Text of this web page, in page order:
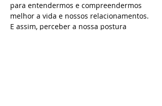
para entendermos e compreendermos
melhor a vida e nossos relacionamentos.
E assim, perceber a nossa postura